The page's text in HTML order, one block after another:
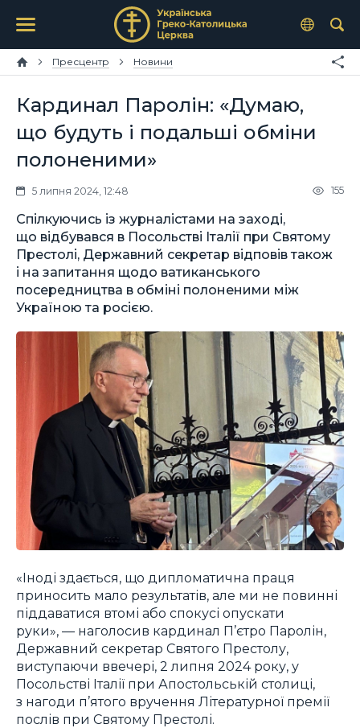
Пресцентр Новини
Кардинал Паролін: «Думаю,
що будуть і подальші обміни
полоненими»
5 липня 2024, 12:48 155
Спілкуючись із журналістами на заході,
що відбувався в Посольстві Італії при Святому
Престолі, Державний секретар відповів також
і на запитання щодо ватиканського
посередництва в обміні полоненими між
Україною та росією.
«Іноді здається, що дипломатична праця
приносить мало результатів, але ми не повинні
піддаватися втомі або спокусі опускати
руки», — наголосив кардинал П’єтро Паролін,
Державний секретар Святого Престолу,
виступаючи ввечері, 2 липня 2024 року, у
Посольстві Італії при Апостольській столиці,
з нагоди п’ятого вручення Літературної премії
послів при Святому Престолі.